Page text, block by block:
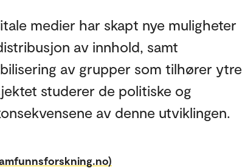
medier har skapt nye muligheter
av innhold, samt
av grupper som tilhører ytre
studerer de politiske og
av denne utviklingen.